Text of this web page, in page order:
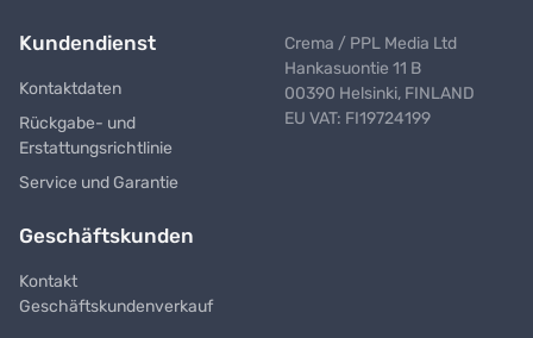
Kundendienst
Kontaktdaten
Rückgabe- und
Erstattungsrichtlinie
Service und Garantie
Geschäftskunden
Kontakt
Geschäftskundenverkauf
Crema / PPL Media Ltd
Hankasuontie 11 B
00390 Helsinki, FINLAND
EU VAT: FI19724199